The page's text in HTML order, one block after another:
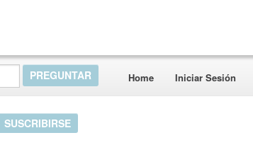
Home Iniciar Sesión
SUSCRIBIRSE